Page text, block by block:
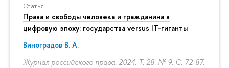
Статья
Права и свободы человека и гражданина в
цифровую эпоху: государства versus IT-гиганты
Виноградов В. А.
Журнал российского права. 2024. Т. 28. № 9. С. 72-87.